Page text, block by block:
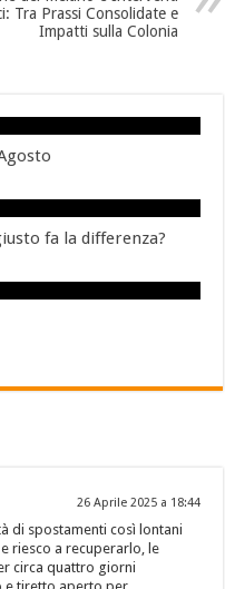
Tra Prassi Consolidate e
Impatti sulla Colonia
fa la differenza?
26 Aprile 2025 a 18:44
di spostamenti così lontani
riesco a recuperarlo, le
circa quattro giorni